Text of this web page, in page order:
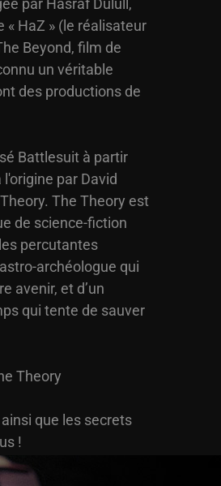
« HaZ » (le réalisateur
Beyond, film de
un véritable
des productions de
Battlesuit à partir
par David
The Theory est
de science-fiction
percutantes
archéologue qui
avenir, et d’un
qui tente de sauver
Theory
que les secrets
!